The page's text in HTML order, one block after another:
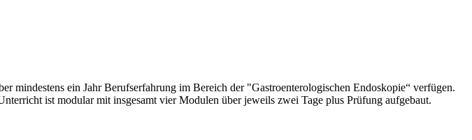
mindestens ein Jahr Berufserfahrung im Bereich der "Gastroenterologischen Endoskopie“ verfügen.
ist modular mit insgesamt vier Modulen über jeweils zwei Tage plus Prüfung aufgebaut.